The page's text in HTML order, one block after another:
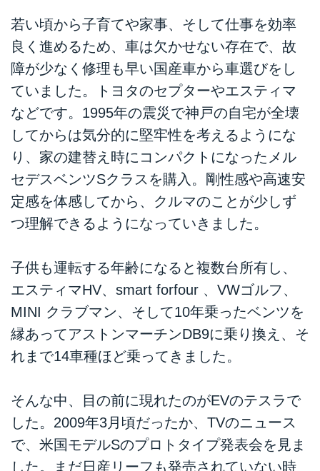
若い頃から子育てや家事、そして仕事を効率
良く進めるため、車は欠かせない存在で、故
障が少なく修理も早い国産車から車選びをし
ていました。トヨタのセプターやエスティマ
などです。1995年の震災で神戸の自宅が全壊
してからは気分的に堅牢性を考えるようにな
り、家の建替え時にコンパクトになったメル
セデスベンツSクラスを購入。剛性感や高速安
定感を体感してから、クルマのことが少しず
つ理解できるようになっていきました。
子供も運転する年齢になると複数台所有し、
エスティマHV、smart forfour 、VWゴルフ、
MINI クラブマン、そして10年乗ったベンツを
縁あってアストンマーチンDB9に乗り換え、そ
れまで14車種ほど乗ってきました。
そんな中、目の前に現れたのがEVのテスラで
した。2009年3月頃だったか、TVのニュース
で、米国モデルSのプロトタイプ発表会を見ま
した。まだ日産リーフも発売されていない時